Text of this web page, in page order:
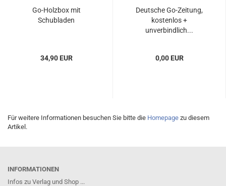
Go-Holzbox mit
Schubladen
34,90 EUR
Deutsche Go-Zeitung,
kostenlos +
unverbindlich...
0,00 EUR
Für weitere Informationen besuchen Sie bitte die Homepage zu diesem
Artikel.
INFORMATIONEN
Infos zu Verlag und Shop ...